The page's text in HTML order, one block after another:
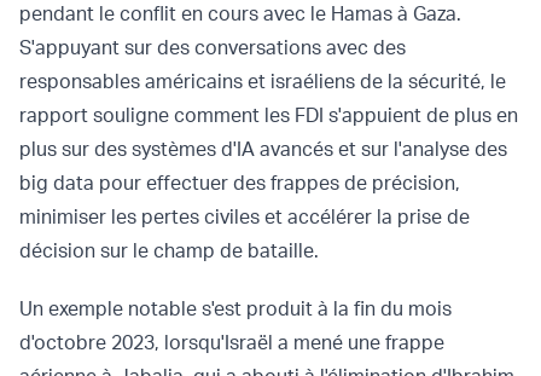
pendant le conflit en cours avec le Hamas à Gaza.
S'appuyant sur des conversations avec des
responsables américains et israéliens de la sécurité, le
rapport souligne comment les FDI s'appuient de plus en
plus sur des systèmes d'IA avancés et sur l'analyse des
big data pour effectuer des frappes de précision,
minimiser les pertes civiles et accélérer la prise de
décision sur le champ de bataille.
Un exemple notable s'est produit à la fin du mois
d'octobre 2023, lorsqu'Israël a mené une frappe